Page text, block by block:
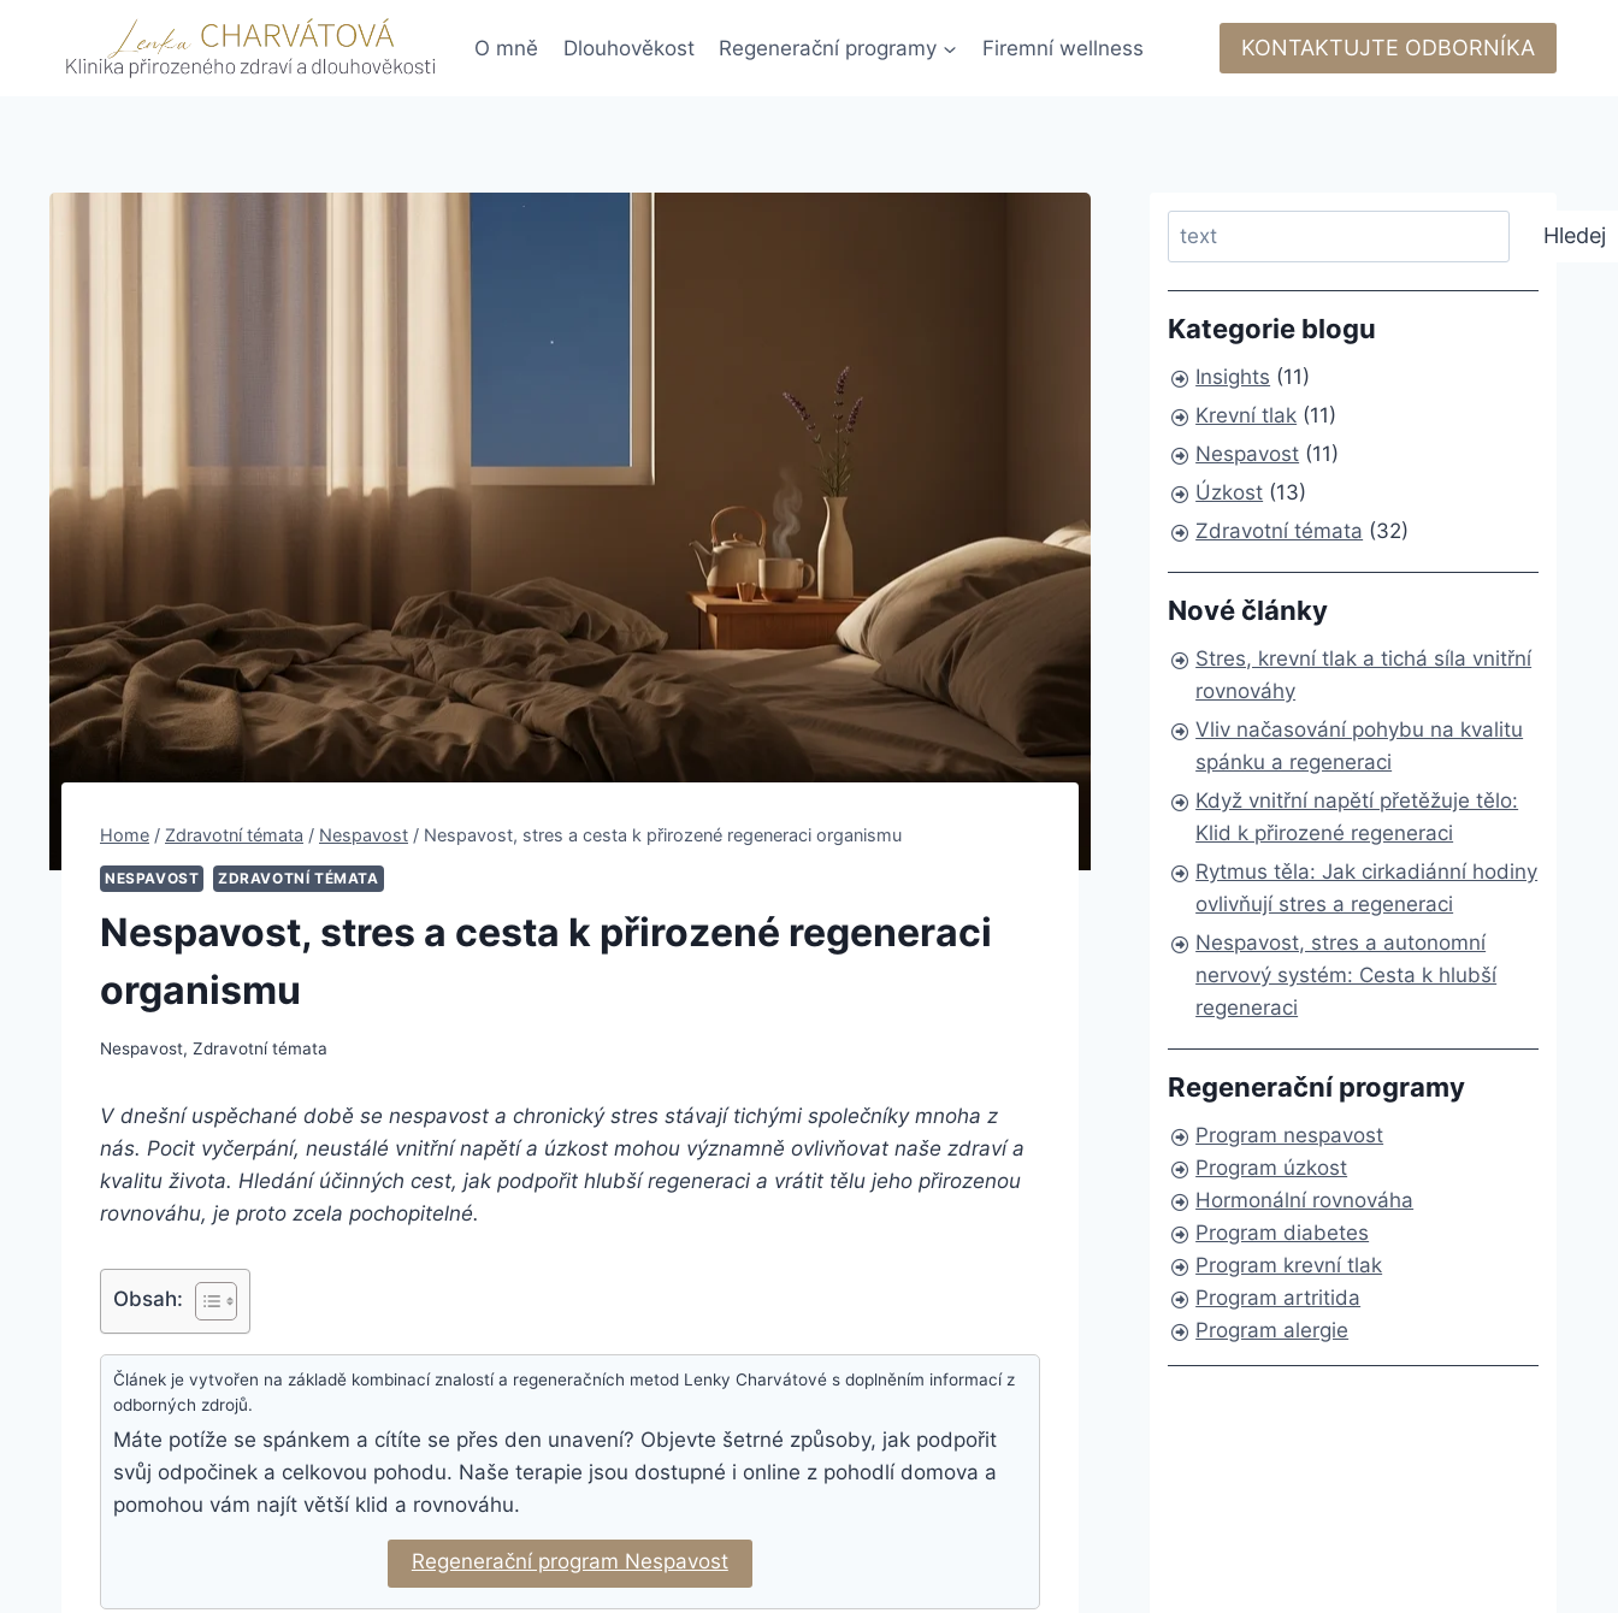
content
O mně Dlouhověkost Regenerační programy Firemní wellness KONTAKTUJTE ODBORNÍKA
Home / Zdravotní témata / Nespavost / Nespavost, stres a cesta k přirozené regeneraci organismu
NESPAVOST ZDRAVOTNÍ TÉMATA
Nespavost, stres a cesta k přirozené regeneraci
organismu
Nespavost, Zdravotní témata
V dnešní uspěchané době se nespavost a chronický stres stávají tichými společníky mnoha z
nás. Pocit vyčerpání, neustálé vnitřní napětí a úzkost mohou významně ovlivňovat naše zdraví a
kvalitu života. Hledání účinných cest, jak podpořit hlubší regeneraci a vrátit tělu jeho přirozenou
rovnováhu, je proto zcela pochopitelné.
Obsah:
Článek je vytvořen na základě kombinací znalostí a regeneračních metod Lenky Charvátové s doplněním informací z
odborných zdrojů.
Máte potíže se spánkem a cítíte se přes den unavení? Objevte šetrné způsoby, jak podpořit
svůj odpočinek a celkovou pohodu. Naše terapie jsou dostupné i online z pohodlí domova a
pomohou vám najít větší klid a rovnováhu.
Regenerační program Nespavost
Search Hledej
Kategorie blogu
Insights (11)
Krevní tlak (11)
Nespavost (11)
Úzkost (13)
Zdravotní témata (32)
Nové články
Stres, krevní tlak a tichá síla vnitřní
rovnováhy
Vliv načasování pohybu na kvalitu
spánku a regeneraci
Když vnitřní napětí přetěžuje tělo:
Klid k přirozené regeneraci
Rytmus těla: Jak cirkadiánní hodiny
ovlivňují stres a regeneraci
Nespavost, stres a autonomní
nervový systém: Cesta k hlubší
regeneraci
Regenerační programy
Program nespavost
Program úzkost
Hormonální rovnováha
Program diabetes
Program krevní tlak
Program artritida
Program alergie